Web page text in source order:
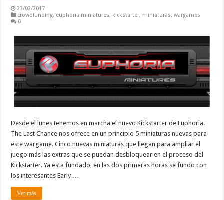
23/02/2017
crowdfunding, euphoria miniatures, kickstarter, miniaturas,wargames
0
Desde el lunes tenemos en marcha el nuevo Kickstarter de Euphoria.
The Last Chance nos ofrece en un principio 5 miniaturas nuevas para
este wargame. Cinco nuevas miniaturas que llegan para ampliar el
juego más las extras que se puedan desbloquear en el proceso del
Kickstarter. Ya esta fundado, en las dos primeras horas se fundo con
los interesantes Early …
Ver más